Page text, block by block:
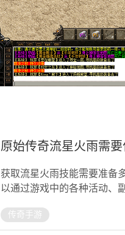
原始传奇流星火雨需
获取流星火雨技能需要准备
以通过游戏中的各种活动、
传奇手游